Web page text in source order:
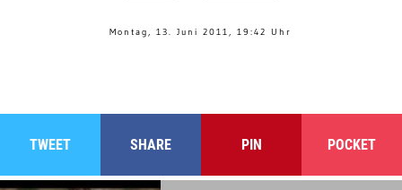
Montag, 13. Juni 2011, 19:42 Uhr
TWEET SHARE PIN POCKET